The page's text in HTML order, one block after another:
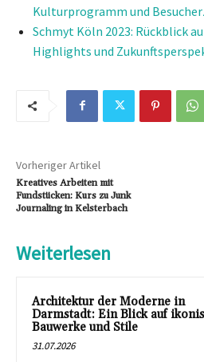
Kulturprogramm und
Schmyt Köln 2023: Rückblick
Highlights und
Vorheriger Artikel
Kreatives Arbeiten mit
Fundstücken: Kurs zu Junk
Journaling in Kelsterbach
Weiterlesen
Architektur der Moderne in
Darmstadt: Ein Blick auf
Bauwerke und Stile
31.07.2026